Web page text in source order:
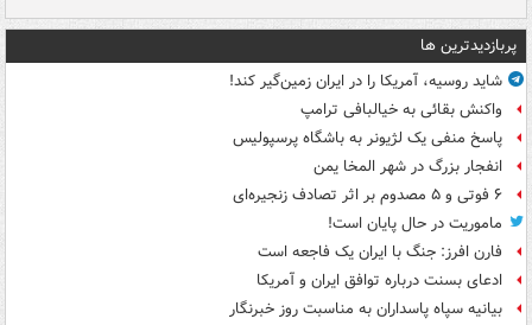
پربازدیدترین ها
شاید روسیه، آمریکا را در ایران زمین‌گیر کند!
واکنش بقائی به خیالبافی ترامپ
پاسخ منفی یک لژیونر به باشگاه پرسپولیس
انفجار بزرگ در شهر المخا یمن
۶ فوتی و ۵ مصدوم بر اثر تصادف زنجیره‌ای
ماموریت در حال پایان است!
فارن افرز: جنگ با ایران یک فاجعه است
ادعای بسنت درباره توافق ایران و آمریکا
بیانیه سپاه پاسداران به مناسبت روز خبرنگار